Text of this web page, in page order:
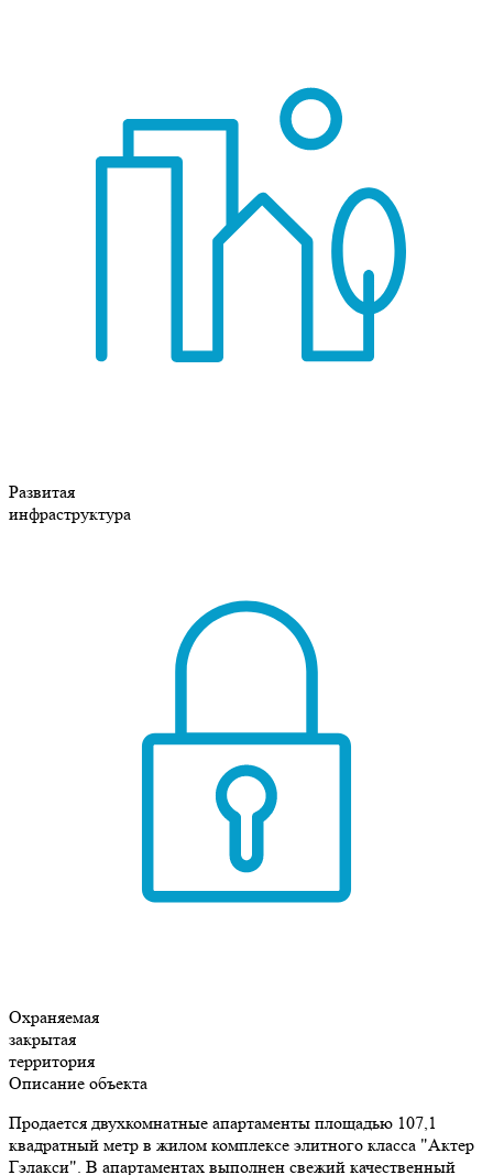
Развитая
инфраструктура
Охраняемая
закрытая
территория
Описание объекта
Продается двухкомнатные апартаменты площадью 107,1
квадратный метр в жилом комплексе элитного класса "Актер
Гэлакси". В апартаментах выполнен свежий качественный